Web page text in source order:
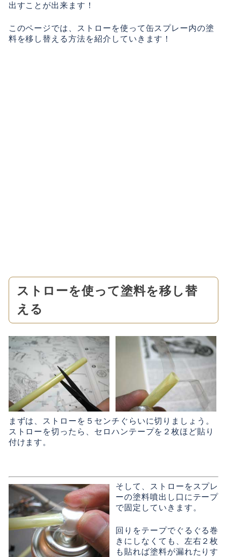
出すことが出来ます！
このページでは、ストローを使って缶スプレー内の塗
料を移し替える方法を紹介していきます！
ストローを使って塗料を移し替
える
まずは、ストローを５センチぐらいに切りましょう。
ストローを切ったら、セロハンテープを２枚ほど貼り
付けます。
そして、ストローをスプレ
ーの塗料噴出し口にテープ
で固定していきます。
回りをテープでぐるぐる巻
きにしなくても、左右２枚
も貼れば塗料が漏れたりす